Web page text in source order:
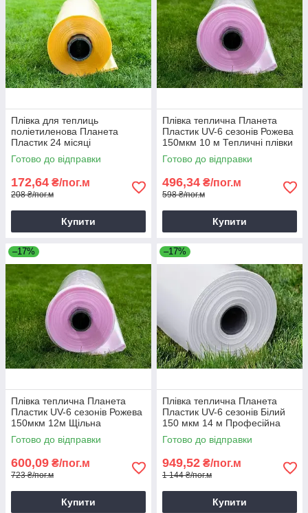
Плівка для теплиць
поліетиленова Планета
Пластик 24 місяці
Помаранчева 120мкм 6м
Стабілізована садова плівка
Готово до відправки
172,64 ₴/пог.м
208 ₴/пог.м
Купити
Плівка теплична Планета
Пластик UV-6 сезонів Рожева
150мкм 10 м Тепличні плівки
Готово до відправки
496,34 ₴/пог.м
598 ₴/пог.м
Купити
–17%
Плівка теплична Планета
Пластик UV-6 сезонів Рожева
150мкм 12м Щільна
багаторічна плівка для
парника
Готово до відправки
600,09 ₴/пог.м
723 ₴/пог.м
Купити
–17%
Плівка теплична Планета
Пластик UV-6 сезонів Білий
150 мкм 14 м Професійна
плівка для теплиць
Готово до відправки
949,52 ₴/пог.м
1 144 ₴/пог.м
Купити